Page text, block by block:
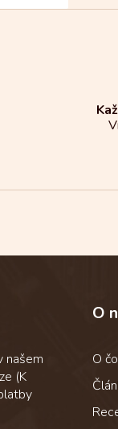
našem
(K
O
O